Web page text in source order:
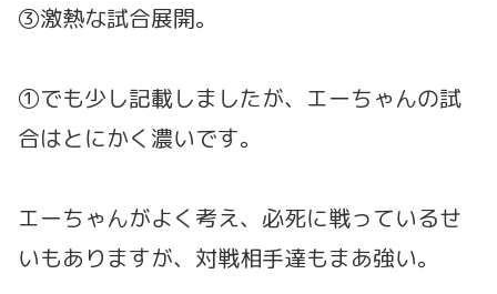
③激熱な試合展開。
①でも少し記載しましたが、エーちゃんの試
合はとにかく濃いです。
エーちゃんがよく考え、必死に戦っているせ
いもありますが、対戦相手達もまあ強い。